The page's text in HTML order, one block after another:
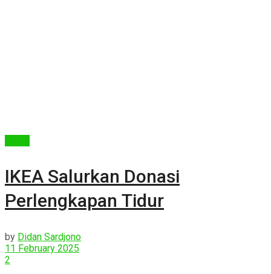
IKEA Salurkan Donasi
Perlengkapan Tidur
by Didan Sardjono
11 February 2025
2